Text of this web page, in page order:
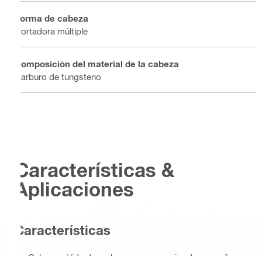
Forma de cabeza
Cortadora múltiple
Composición del material de la cabeza
Carburo de tungsteno
Características &
Aplicaciones
Características